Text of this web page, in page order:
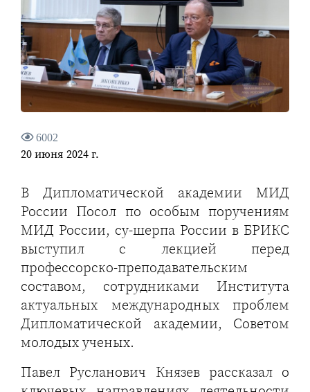
6002
20 июня 2024 г.
В Дипломатической академии МИД
России Посол по особым поручениям
МИД России, су-шерпа России в БРИКС
выступил с лекцией перед
профессорско-преподавательским
составом, сотрудниками Института
актуальных международных проблем
Дипломатической академии, Советом
молодых ученых.
Павел Русланович Князев рассказал о